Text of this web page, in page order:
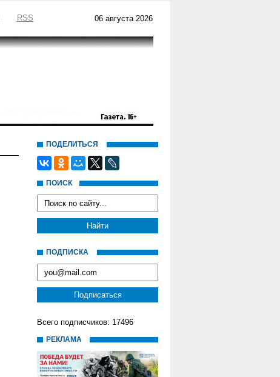
RSS 06 августа 2026
ПОДЕЛИТЬСЯ
ПОИСК
ПОДПИСКА
Всего подписчиков: 17496
РЕКЛАМА